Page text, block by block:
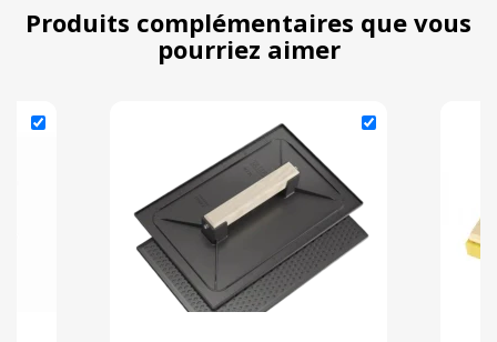
Produits complémentaires que vous
pourriez aimer